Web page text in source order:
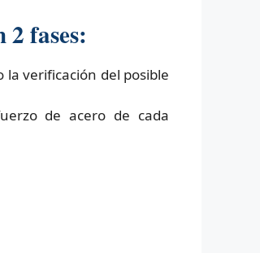
fases:
la verificación del posible
de acero de cada